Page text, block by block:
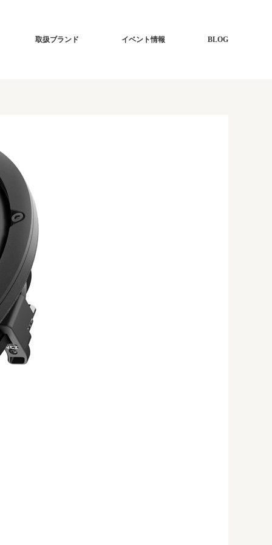
取扱ブランド イベント情報 BLOG